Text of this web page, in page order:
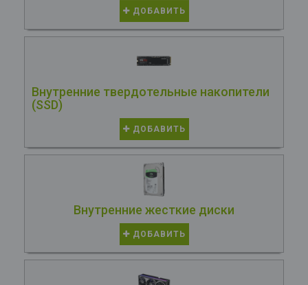
ДОБАВИТЬ
Внутренние твердотельные накопители
(SSD)
ДОБАВИТЬ
Внутренние жесткие диски
ДОБАВИТЬ